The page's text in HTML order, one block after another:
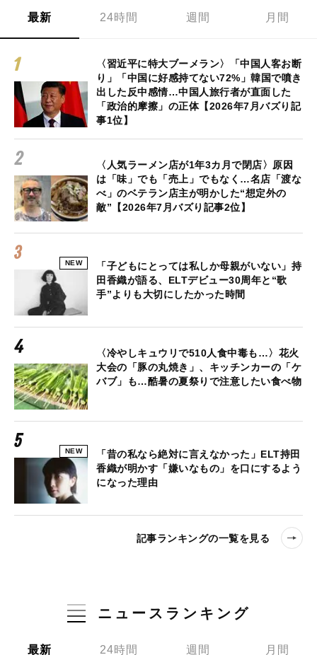
最新 24時間 週間 月間
〈習近平に特大ブーメラン〉「中国人客お断
り」「中国に好感持てない72%」韓国で噴き
出した反中感情…中国人旅行者が直面した
「政治的摩擦」の正体【2026年7月バズり記
事1位】
〈人気ラーメン店が1年3カ月で閉店〉原因
は「味」でも「売上」でもなく…名店「渡な
べ」のベテラン店主が明かした“想定外の
敵”【2026年7月バズり記事2位】
NEW
「子どもにとっては私しか母親がいない」持
田香織が語る、ELTデビュー30周年と“歌
手”よりも大切にしたかった時間
〈冷やしキュウリで510人食中毒も…〉花火
大会の「豚の丸焼き」、キッチンカーの「ケ
バブ」も…酷暑の夏祭りで注意したい食べ物
NEW
「昔の私なら絶対に言えなかった」ELT持田
香織が明かす「嫌いなもの」を口にするよう
になった理由
記事ランキングの一覧を見る
ニュースランキング
最新 24時間 週間 月間